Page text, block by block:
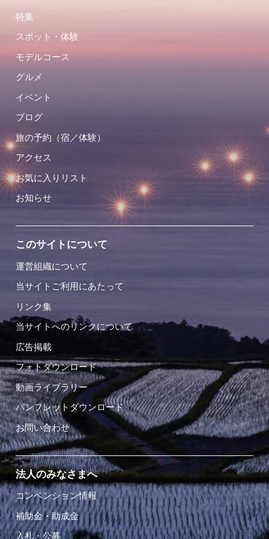
特集
スポット・体験
モデルコース
グルメ
イベント
ブログ
旅の予約（宿／体験）
アクセス
お気に入りリスト
お知らせ
このサイトについて
運営組織について
当サイトご利用にあたって
リンク集
当サイトへのリンクについて
広告掲載
フォトダウンロード
動画ライブラリー
パンフレットダウンロード
お問い合わせ
法人のみなさまへ
コンベンション情報
補助金・助成金
入札・公募